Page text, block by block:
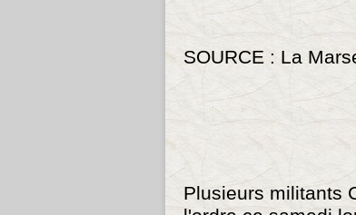
SOURCE : La
Plusieurs militants